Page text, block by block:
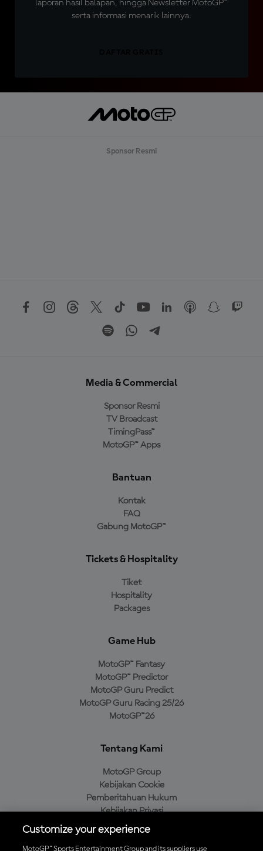
laporan hasil balapan, hingga Newsletter MotoGP™
serta informasi menarik lainnya.
Sponsor Resmi
Media & Commercial
Sponsor Resmi
TV Broadcast
TimingPass™
MotoGP™ Apps
Bantuan
Kontak
FAQ
Gabung MotoGP™
Tickets & Hospitality
Tiket
Hospitality
Packages
Game Hub
MotoGP™ Fantasy
MotoGP™ Predictor
MotoGP Guru Predict
MotoGP Guru Racing 25/26
MotoGP™26
Tentang Kami
MotoGP Group
Kebijakan Cookie
Pemberitahuan Hukum
Kebijakan Privasi
Kebijakan Pembelian
Customize your experience
MotoGP™ Sports Entertainment Group and its suppliers use